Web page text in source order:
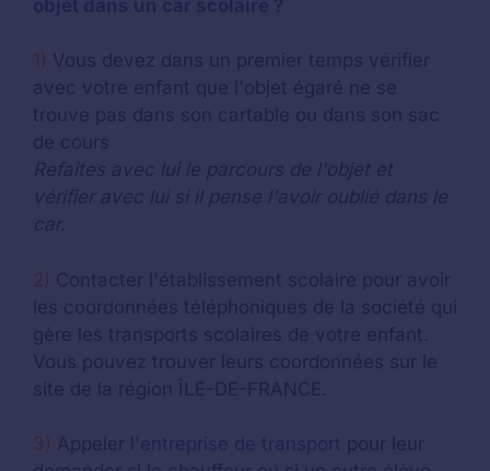
Vous devez dans un premier temps vérifier
avec votre enfant que l'objet égaré ne se
trouve pas dans son cartable ou dans son sac
de cours
Refaites avec lui le parcours de l'objet et
vérifier avec lui si il pense l'avoir oublié dans le
car.
2) Contacter l'établissement scolaire pour avoir
les coordonnées téléphoniques de la société qui
gère les transports scolaires de votre enfant.
Vous pouvez trouver leurs coordonnées sur le
site de la région ÎLE-DE-FRANCE.
3) Appeler l'entreprise de transport pour leur